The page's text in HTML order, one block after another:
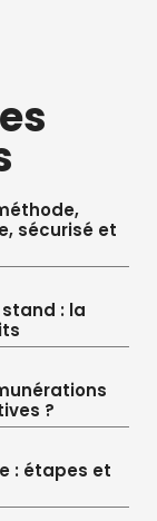
sécurisé et
: la
?
: étapes et